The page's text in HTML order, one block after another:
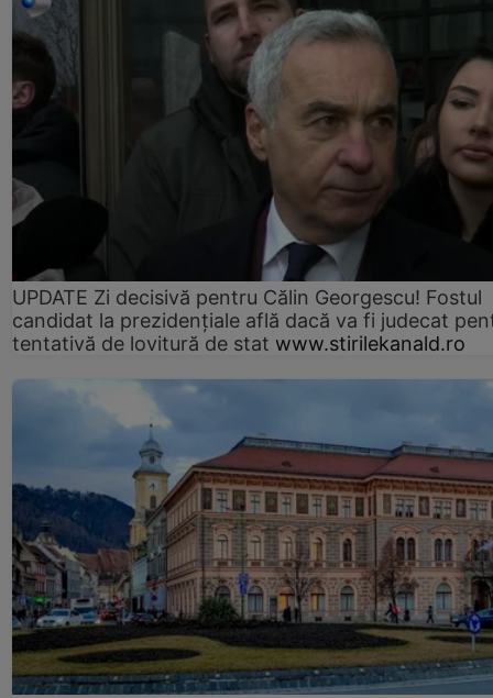
UPDATE Zi decisivă pentru Călin Georgescu! Fostul
candidat la prezidențiale află dacă va fi judecat
tentativă de lovitură de stat www.stirilekanald.ro